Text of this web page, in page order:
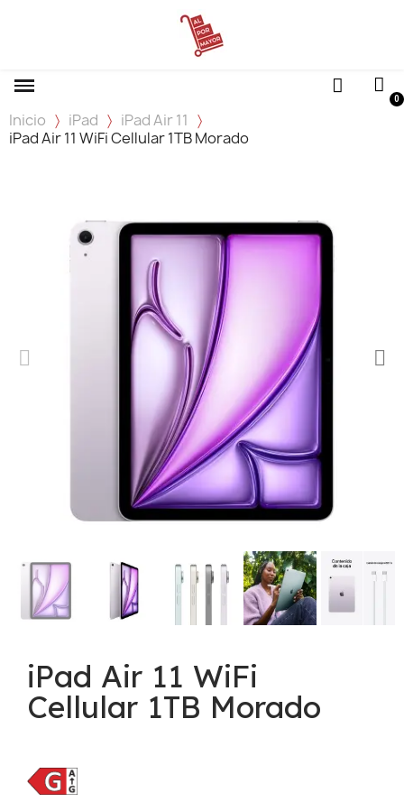
Inicio iPad
iPad Air 11
iPad Air 11 WiFi Cellular 1TB Morado
iPad Air 11 WiFi
Cellular 1TB Morado